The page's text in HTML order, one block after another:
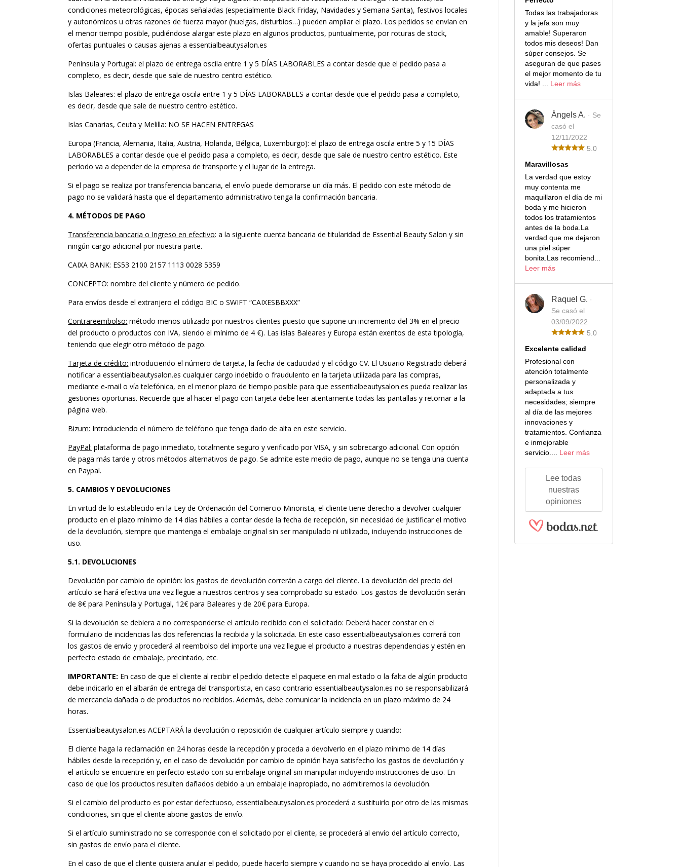
condiciones meteorológicas, épocas señaladas (especialmente Black Friday, Navidades y Semana Santa), festivos locales
y autonómicos u otras razones de fuerza mayor (huelgas, disturbios…) pueden ampliar el plazo. Los pedidos se envían en
el menor tiempo posible, pudiéndose alargar este plazo en algunos productos, puntualmente, por roturas de stock,
ofertas puntuales o causas ajenas a essentialbeautysalon.es
Península y Portugal: el plazo de entrega oscila entre 1 y 5 DÍAS LABORABLES a contar desde que el pedido pasa a
completo, es decir, desde que sale de nuestro centro estético.
Islas Baleares: el plazo de entrega oscila entre 1 y 5 DÍAS LABORABLES a contar desde que el pedido pasa a completo,
es decir, desde que sale de nuestro centro estético.
Islas Canarias, Ceuta y Melilla: NO SE HACEN ENTREGAS
Europa (Francia, Alemania, Italia, Austria, Holanda, Bélgica, Luxemburgo): el plazo de entrega oscila entre 5 y 15 DÍAS
LABORABLES a contar desde que el pedido pasa a completo, es decir, desde que sale de nuestro centro estético. Este
período va a depender de la empresa de transporte y el lugar de la entrega.
Si el pago se realiza por transferencia bancaria, el envío puede demorarse un día más. El pedido con este método de
pago no se validará hasta que el departamento administrativo tenga la confirmación bancaria.
4. MÉTODOS DE PAGO
Transferencia bancaria o Ingreso en efectivo: a la siguiente cuenta bancaria de titularidad de Essential Beauty Salon y sin
ningún cargo adicional por nuestra parte.
CAIXA BANK: ES53 2100 2157 1113 0028 5359
CONCEPTO: nombre del cliente y número de pedido.
Para envíos desde el extranjero el código BIC o SWIFT “CAIXESBBXXX”
Contrareembolso: método menos utilizado por nuestros clientes puesto que supone un incremento del 3% en el precio
del producto o productos con IVA, siendo el mínimo de 4 €). Las islas Baleares y Europa están exentos de esta tipología,
teniendo que elegir otro método de pago.
Tarjeta de crédito: introduciendo el número de tarjeta, la fecha de caducidad y el código CV. El Usuario Registrado deberá
notificar a essentialbeautysalon.es cualquier cargo indebido o fraudulento en la tarjeta utilizada para las compras,
mediante e-mail o vía telefónica, en el menor plazo de tiempo posible para que essentialbeautysalon.es pueda realizar las
gestiones oportunas. Recuerde que al hacer el pago con tarjeta debe leer atentamente todas las pantallas y retornar a la
página web.
Bizum: Introduciendo el número de teléfono que tenga dado de alta en este servicio.
PayPal: plataforma de pago inmediato, totalmente seguro y verificado por VISA, y sin sobrecargo adicional. Con opción
de paga más tarde y otros métodos alternativos de pago. Se admite este medio de pago, aunque no se tenga una cuenta
en Paypal.
5. CAMBIOS Y DEVOLUCIONES
En virtud de lo establecido en la Ley de Ordenación del Comercio Minorista, el cliente tiene derecho a devolver cualquier
producto en el plazo mínimo de 14 días hábiles a contar desde la fecha de recepción, sin necesidad de justificar el motivo
de la devolución, siempre que mantenga el embalaje original sin ser manipulado ni utilizado, incluyendo instrucciones de
uso.
5.1. DEVOLUCIONES
Devolución por cambio de opinión: los gastos de devolución correrán a cargo del cliente. La devolución del precio del
artículo se hará efectiva una vez llegue a nuestros centros y sea comprobado su estado. Los gastos de devolución serán
de 8€ para Península y Portugal, 12€ para Baleares y de 20€ para Europa.
Si la devolución se debiera a no corresponderse el artículo recibido con el solicitado: Deberá hacer constar en el
formulario de incidencias las dos referencias la recibida y la solicitada. En este caso essentialbeautysalon.es correrá con
los gastos de envío y procederá al reembolso del importe una vez llegue el producto a nuestras dependencias y estén en
perfecto estado de embalaje, precintado, etc.
IMPORTANTE: En caso de que el cliente al recibir el pedido detecte el paquete en mal estado o la falta de algún producto
debe indicarlo en el albarán de entrega del transportista, en caso contrario essentialbeautysalon.es no se responsabilizará
de mercancía dañada o de productos no recibidos. Además, debe comunicar la incidencia en un plazo máximo de 24
horas.
Essentialbeautysalon.es ACEPTARÁ la devolución o reposición de cualquier artículo siempre y cuando:
El cliente haga la reclamación en 24 horas desde la recepción y proceda a devolverlo en el plazo mínimo de 14 días
hábiles desde la recepción y, en el caso de devolución por cambio de opinión haya satisfecho los gastos de devolución y
el artículo se encuentre en perfecto estado con su embalaje original sin manipular incluyendo instrucciones de uso. En
caso de que los productos resulten dañados debido a un embalaje inapropiado, no admitiremos la devolución.
Si el cambio del producto es por estar defectuoso, essentialbeautysalon.es procederá a sustituirlo por otro de las mismas
condiciones, sin que el cliente abone gastos de envío.
Si el artículo suministrado no se corresponde con el solicitado por el cliente, se procederá al envío del artículo correcto,
sin gastos de envío para el cliente.
En el caso de que el cliente quisiera anular el pedido, puede hacerlo siempre y cuando no se haya procedido al envío. Las
Todas las trabajadoras
y la jefa son muy
amable! Superaron
todos mis deseos! Dan
súper consejos. Se
aseguran de que pases
el mejor momento de tu
vida! ... Leer más
Àngels A. · Se
casó el
12/11/2022
5.0
Maravillosas
La verdad que estoy
muy contenta me
maquillaron el día de mi
boda y me hicieron
todos los tratamientos
antes de la boda.La
verdad que me dejaron
una piel súper
bonita.Las recomiend...
Leer más
Raquel G. ·
Se casó el
03/09/2022
5.0
Excelente calidad
Profesional con
atención totalmente
personalizada y
adaptada a tus
necesidades; siempre
al día de las mejores
innovaciones y
tratamientos. Confianza
e inmejorable
servicio.... Leer más
Lee todas
nuestras
opiniones